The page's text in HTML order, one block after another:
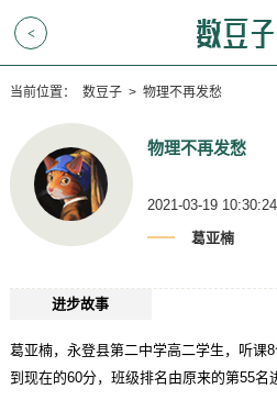
<
当前位置： 数豆子 > 物理不再发愁
物理不再发愁
2021-03-19 10:30:24
葛亚楠
进步故事
葛亚楠，永登县第二中学高二学生，听课
到现在的60分，班级排名由原来的第55名